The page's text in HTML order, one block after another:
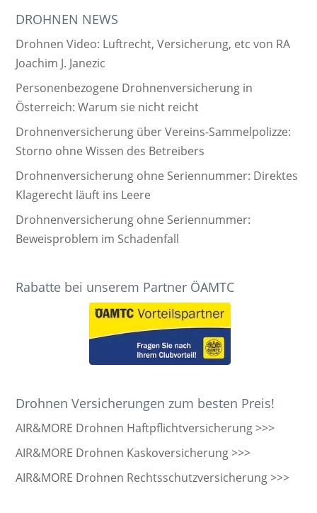
DROHNEN NEWS
Drohnen Video: Luftrecht, Versicherung, etc von RA
Joachim J. Janezic
Personenbezogene Drohnenversicherung in
Österreich: Warum sie nicht reicht
Drohnenversicherung über Vereins-Sammelpolizze:
Storno ohne Wissen des Betreibers
Drohnenversicherung ohne Seriennummer: Direktes
Klagerecht läuft ins Leere
Drohnenversicherung ohne Seriennummer:
Beweisproblem im Schadenfall
Rabatte bei unserem Partner ÖAMTC
Drohnen Versicherungen zum besten Preis!
AIR&MORE Drohnen Haftpflichtversicherung >>>
AIR&MORE Drohnen Kaskoversicherung >>>
AIR&MORE Drohnen Rechtsschutzversicherung >>>